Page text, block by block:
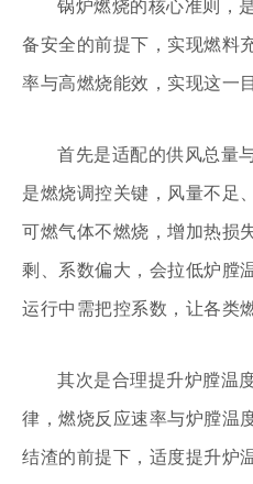
锅炉燃烧的核心准则，
备安全的前提下，实现燃料
率与高燃烧能效，实现这一
首先是适配的供风总量
是燃烧调控关键，风量不足
可燃气体不燃烧，增加热损
剩、系数偏大，会拉低炉膛
运行中需把控系数，让各类
其次是合理提升炉膛温
律，燃烧反应速率与炉膛温
结渣的前提下，适度提升炉